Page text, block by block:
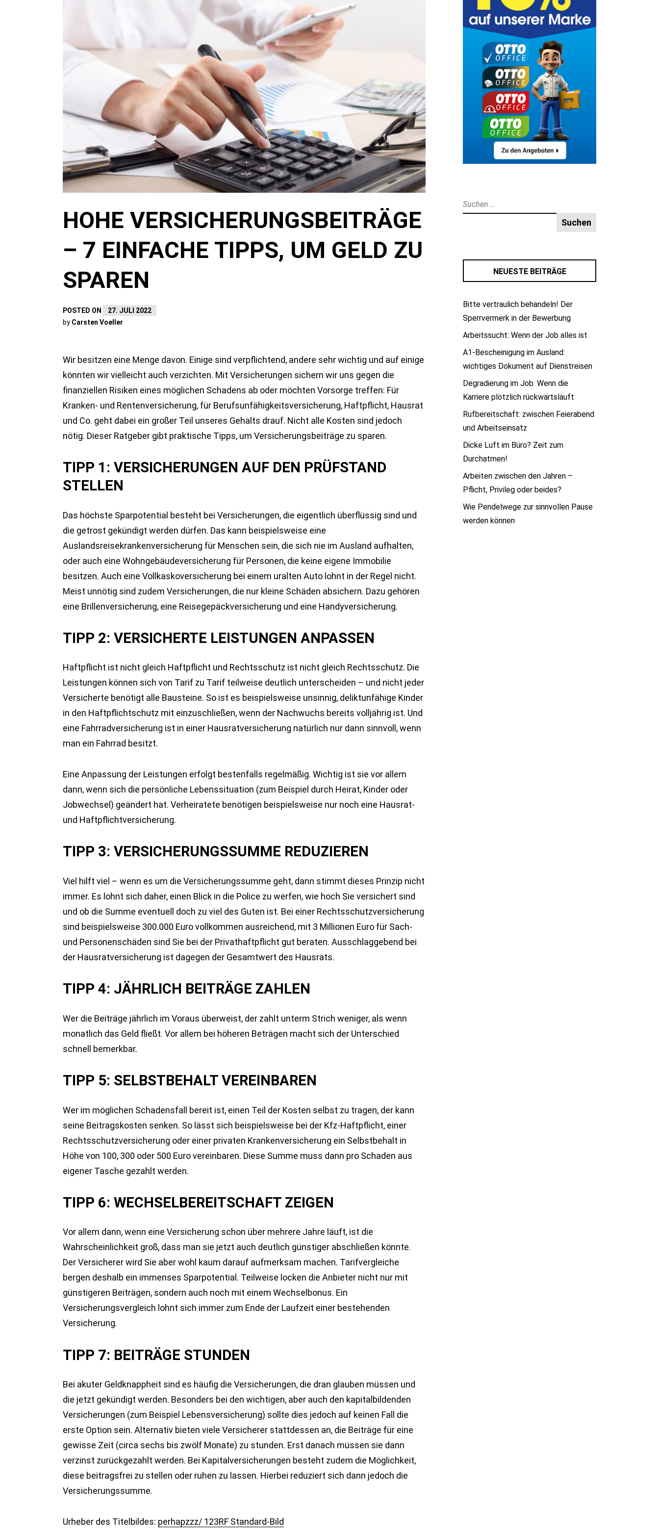
HOHE VERSICHERUNGSBEITRÄGE
– 7 EINFACHE TIPPS, UM GELD ZU
SPAREN
POSTED ON
27. JULI 2022
by Carsten Voeller
Wir besitzen eine Menge davon. Einige sind verpflichtend, andere sehr wichtig und auf einige
könnten wir vielleicht auch verzichten. Mit Versicherungen sichern wir uns gegen die
finanziellen Risiken eines möglichen Schadens ab oder möchten Vorsorge treffen: Für
Kranken- und Rentenversicherung, für Berufsunfähigkeitsversicherung, Haftpflicht, Hausrat
und Co. geht dabei ein großer Teil unseres Gehalts drauf. Nicht alle Kosten sind jedoch
nötig. Dieser Ratgeber gibt praktische Tipps, um Versicherungsbeiträge zu sparen.
TIPP 1: VERSICHERUNGEN AUF DEN PRÜFSTAND
STELLEN
Das höchste Sparpotential besteht bei Versicherungen, die eigentlich überflüssig sind und
die getrost gekündigt werden dürfen. Das kann beispielsweise eine
Auslandsreisekrankenversicherung für Menschen sein, die sich nie im Ausland aufhalten,
oder auch eine Wohngebäudeversicherung für Personen, die keine eigene Immobilie
besitzen. Auch eine Vollkaskoversicherung bei einem uralten Auto lohnt in der Regel nicht.
Meist unnötig sind zudem Versicherungen, die nur kleine Schäden absichern. Dazu gehören
eine Brillenversicherung, eine Reisegepäckversicherung und eine Handyversicherung.
TIPP 2: VERSICHERTE LEISTUNGEN ANPASSEN
Haftpflicht ist nicht gleich Haftpflicht und Rechtsschutz ist nicht gleich Rechtsschutz. Die
Leistungen können sich von Tarif zu Tarif teilweise deutlich unterscheiden – und nicht jeder
Versicherte benötigt alle Bausteine. So ist es beispielsweise unsinnig, deliktunfähige Kinder
in den Haftpflichtschutz mit einzuschließen, wenn der Nachwuchs bereits volljährig ist. Und
eine Fahrradversicherung ist in einer Hausratversicherung natürlich nur dann sinnvoll, wenn
man ein Fahrrad besitzt.
Eine Anpassung der Leistungen erfolgt bestenfalls regelmäßig. Wichtig ist sie vor allem
dann, wenn sich die persönliche Lebenssituation (zum Beispiel durch Heirat, Kinder oder
Jobwechsel) geändert hat. Verheiratete benötigen beispielsweise nur noch eine Hausrat-
und Haftpflichtversicherung.
TIPP 3: VERSICHERUNGSSUMME REDUZIEREN
Viel hilft viel – wenn es um die Versicherungssumme geht, dann stimmt dieses Prinzip nicht
immer. Es lohnt sich daher, einen Blick in die Police zu werfen, wie hoch Sie versichert sind
und ob die Summe eventuell doch zu viel des Guten ist. Bei einer Rechtsschutzversicherung
sind beispielsweise 300.000 Euro vollkommen ausreichend, mit 3 Millionen Euro für Sach-
und Personenschäden sind Sie bei der Privathaftpflicht gut beraten. Ausschlaggebend bei
der Hausratversicherung ist dagegen der Gesamtwert des Hausrats.
TIPP 4: JÄHRLICH BEITRÄGE ZAHLEN
Wer die Beiträge jährlich im Voraus überweist, der zahlt unterm Strich weniger, als wenn
monatlich das Geld fließt. Vor allem bei höheren Beträgen macht sich der Unterschied
schnell bemerkbar.
TIPP 5: SELBSTBEHALT VEREINBAREN
Wer im möglichen Schadensfall bereit ist, einen Teil der Kosten selbst zu tragen, der kann
seine Beitragskosten senken. So lässt sich beispielsweise bei der Kfz-Haftpflicht, einer
Rechtsschutzversicherung oder einer privaten Krankenversicherung ein Selbstbehalt in
Höhe von 100, 300 oder 500 Euro vereinbaren. Diese Summe muss dann pro Schaden aus
eigener Tasche gezahlt werden.
TIPP 6: WECHSELBEREITSCHAFT ZEIGEN
Vor allem dann, wenn eine Versicherung schon über mehrere Jahre läuft, ist die
Wahrscheinlichkeit groß, dass man sie jetzt auch deutlich günstiger abschließen könnte.
Der Versicherer wird Sie aber wohl kaum darauf aufmerksam machen. Tarifvergleiche
bergen deshalb ein immenses Sparpotential. Teilweise locken die Anbieter nicht nur mit
günstigeren Beiträgen, sondern auch noch mit einem Wechselbonus. Ein
Versicherungsvergleich lohnt sich immer zum Ende der Laufzeit einer bestehenden
Versicherung.
TIPP 7: BEITRÄGE STUNDEN
Bei akuter Geldknappheit sind es häufig die Versicherungen, die dran glauben müssen und
die jetzt gekündigt werden. Besonders bei den wichtigen, aber auch den kapitalbildenden
Versicherungen (zum Beispiel Lebensversicherung) sollte dies jedoch auf keinen Fall die
erste Option sein. Alternativ bieten viele Versicherer stattdessen an, die Beiträge für eine
gewisse Zeit (circa sechs bis zwölf Monate) zu stunden. Erst danach müssen sie dann
verzinst zurückgezahlt werden. Bei Kapitalversicherungen besteht zudem die Möglichkeit,
diese beitragsfrei zu stellen oder ruhen zu lassen. Hierbei reduziert sich dann jedoch die
Versicherungssumme.
Urheber des Titelbildes: perhapzzz/ 123RF Standard-Bild
Suche
nach:
NEUESTE BEITRÄGE
Bitte vertraulich behandeln! Der
Sperrvermerk in der Bewerbung
Arbeitssucht: Wenn der Job alles ist
A1-Bescheinigung im Ausland:
wichtiges Dokument auf Dienstreisen
Degradierung im Job: Wenn die
Karriere plötzlich rückwärtsläuft
Rufbereitschaft: zwischen Feierabend
und Arbeitseinsatz
Dicke Luft im Büro? Zeit zum
Durchatmen!
Arbeiten zwischen den Jahren –
Pflicht, Privileg oder beides?
Wie Pendelwege zur sinnvollen Pause
werden können